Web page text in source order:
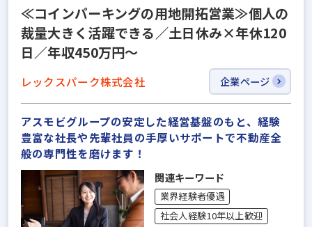
≪コインパーキングの用地開拓営業≫個人の
裁量大きく活躍できる／土日休み×年休120
日／年収450万円～
レックスパーク株式会社 企業ページ
アスモビグループの安定した経営基盤のもと、経験
豊富な社長や先輩社員の手厚いサポートで不動産全
般の専門性を磨けます！
関連キーワード
業界経験者優遇
社会人経験10年以上歓迎